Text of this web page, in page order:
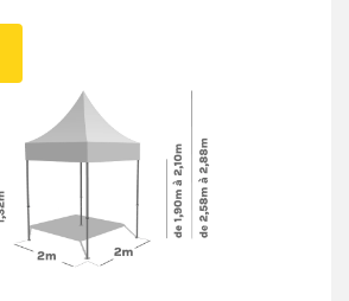
avec peinture anti-corrosion
durabilité
pour une utilisation
LOISIRS bénéficie d’un excellent
: c’est un abri pliant de bonne
à unprix abordable .